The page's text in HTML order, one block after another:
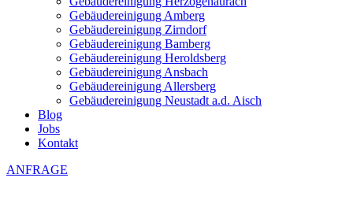
Gebäudereinigung Amberg
Gebäudereinigung Zirndorf
Gebäudereinigung Bamberg
Gebäudereinigung Heroldsberg
Gebäudereinigung Ansbach
Gebäudereinigung Allersberg
Gebäudereinigung Neustadt a.d. Aisch
Blog
Jobs
Kontakt
ANFRAGE